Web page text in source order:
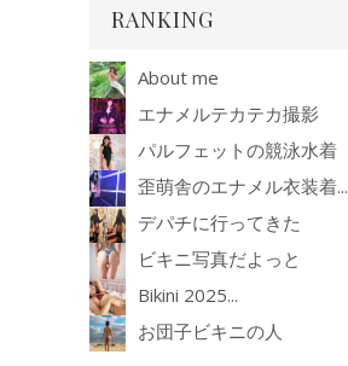
RANKING
About me
エナメルテカテカ撮影
パルフェットの競泳水着
歪萌舎のエナメル衣装着...
デパチに行ってきた
ビキニ写真だよっと
Bikini 2025...
お団子ビキニの人